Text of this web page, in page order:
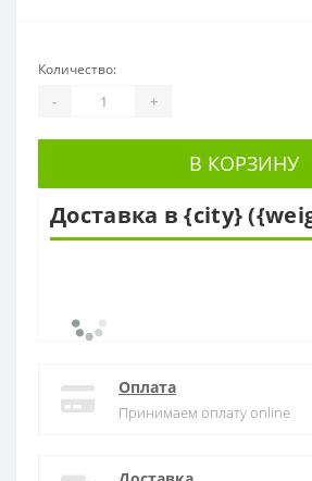
Количество:
- +
В КОРЗИНУ
Доставка в {city}
Оплата
Принимаем оплату online